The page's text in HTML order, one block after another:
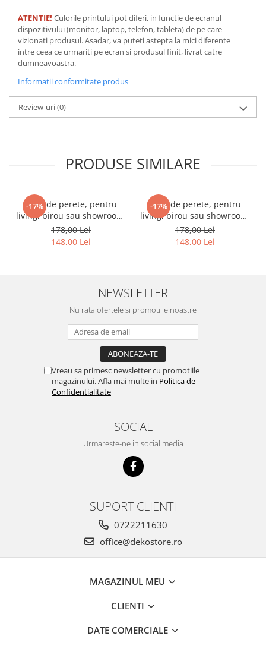
ATENTIE! Culorile printului pot diferi, in functie de ecranul
dispozitivului (monitor, laptop, telefon, tableta) de pe care
vizionati produsul. Asadar, va puteti astepta la mici diferente
intre ceea ce urmariti pe ecran si produsul finit, livrat catre
dumneavoastra.
Informatii conformitate produs
Review-uri(0)
PRODUSE SIMILARE
-17%
Ceas de perete, pentru
living, birou sau showroom,
Triunghiuri curcubeu
178,00 Lei
148,00 Lei
-17%
Ceas de perete, pentru
living, birou sau showroom,
Fundal blurat in nuante de
violet
178,00 Lei
148,00 Lei
NEWSLETTER
Nu rata ofertele si promotiile noastre
Vreau sa primesc newsletter cu promotiile
magazinului. Afla mai multe in Politica de
Confidentialitate
SOCIAL
Urmareste-ne in social media
SUPORT CLIENTI
0722211630
office@dekostore.ro
MAGAZINUL MEU
CLIENTI
DATE COMERCIALE